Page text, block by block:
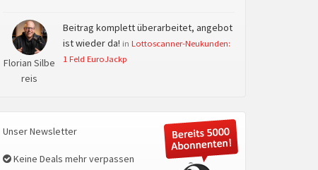
Florian Silbe
reis
Beitrag komplett überarbeitet, angebot
ist wieder da! in Lottoscanner-Neukunden:
1 Feld EuroJackp
Unser Newsletter
Keine Deals mehr verpassen